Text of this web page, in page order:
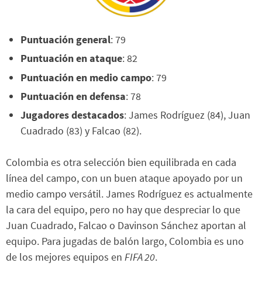
Puntuación general: 79
Puntuación en ataque: 82
Puntuación en medio campo: 79
Puntuación en defensa: 78
Jugadores destacados: James Rodríguez (84), Juan
Cuadrado (83) y Falcao (82).
Colombia es otra selección bien equilibrada en cada
línea del campo, con un buen ataque apoyado por un
medio campo versátil. James Rodríguez es actualmente
la cara del equipo, pero no hay que despreciar lo que
Juan Cuadrado, Falcao o Davinson Sánchez aportan al
equipo. Para jugadas de balón largo, Colombia es uno
de los mejores equipos en FIFA 20.